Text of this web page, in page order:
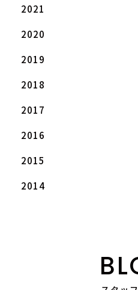
2021
2020
2019
2018
2017
2016
2015
2014